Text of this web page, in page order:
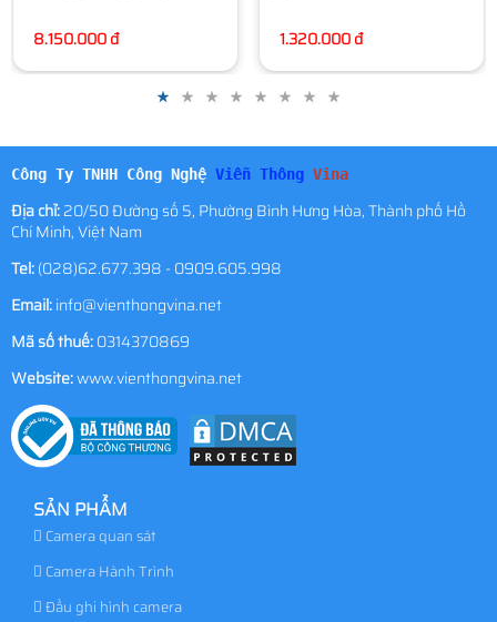
1.320.000 đ 1.940.000 đ
Công Ty TNHH Công Nghệ Viễn Thông Vina
Địa chỉ:20/50 Đường số 5, Phường Bình Hưng Hòa, Thành phố Hồ
Chí Minh, Việt Nam
Tel:(028)62.677.398 - 0909.605.998
Email:info@vienthongvina.net
Mã số thuế:0314370869
Website:www.vienthongvina.net
SẢN PHẨM
Camera quan sát
Camera Hành Trình
Đầu ghi hình camera